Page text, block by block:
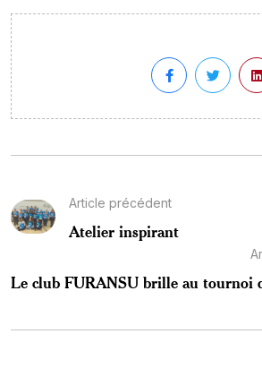
Article précédent
Atelier inspirant
Le club FURANSU brille au tournoi